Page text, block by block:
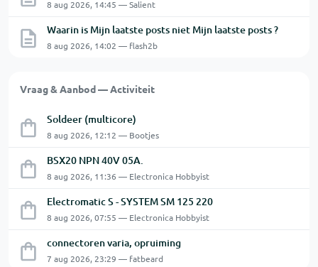
8 aug 2026, 14:45 — Salient
Waarin is Mijn laatste posts niet Mijn laatste posts ?
8 aug 2026, 14:02 — flash2b
Vraag & Aanbod — Activiteit
Soldeer (multicore)
8 aug 2026, 12:12 — Bootjes
BSX20 NPN 40V 05A.
8 aug 2026, 11:36 — Electronica Hobbyist
Electromatic S - SYSTEM SM 125 220
8 aug 2026, 07:55 — Electronica Hobbyist
connectoren varia, opruiming
7 aug 2026, 23:29 — fatbeard